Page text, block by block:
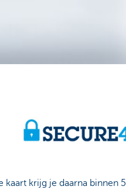
krijg je daarna binnen 5